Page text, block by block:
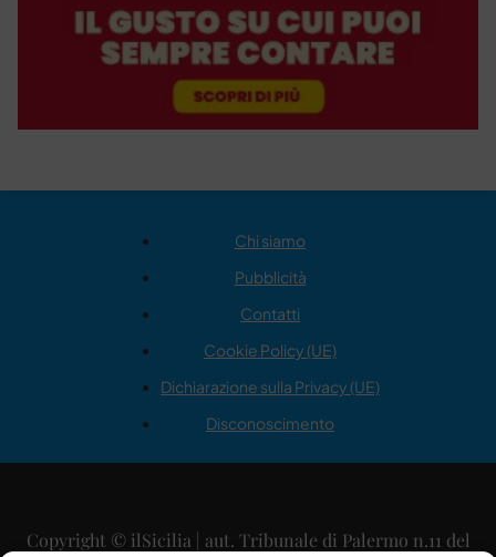
Chi siamo
Pubblicità
Contatti
Cookie Policy (UE)
Dichiarazione sulla Privacy (UE)
Disconoscimento
Copyright © ilSicilia | aut. Tribunale di Palermo n.11 del